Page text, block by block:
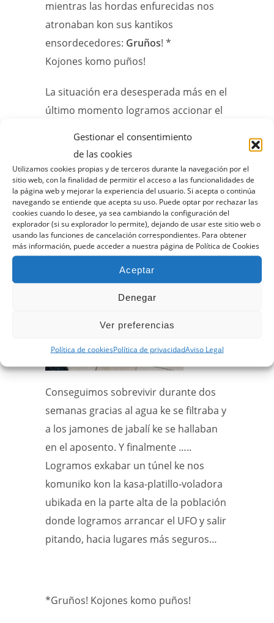
Gestionar el consentimiento
de las cookies
Utilizamos cookies propias y de terceros durante la navegación por el
sitio web, con la finalidad de permitir el acceso a las funcionalidades de
la página web y mejorar la experiencia del usuario. Si acepta o continúa
navegando se entiende que acepta su uso. Puede optar por rechazar las
cookies cuando lo desee, ya sea cambiando la configuración del
explorador (si su explorador lo permite), dejando de usar este sitio web o
usando las funciones de cancelación correspondientes. Para obtener
más información, puede acceder a nuestra página de Política de Cookies
Aceptar
Denegar
Ver preferencias
Política de cookiesPolítica de privacidadAviso Legal
mientras las hordas enfurecidas nos
atronaban kon sus kantikos
ensordecedores: Gruños! *
Kojones komo puños!
La situación era desesperada más en el
último momento logramos accionar el
bodega donde no lograron
encontrarnos.
Conseguimos sobrevivir durante dos
semanas gracias al agua ke se filtraba y
a los jamones de jabalí ke se hallaban
en el aposento. Y finalmente …..
Logramos exkabar un túnel ke nos
komuniko kon la kasa-platillo-voladora
ubikada en la parte alta de la población
donde logramos arrancar el UFO y salir
pitando, hacia lugares más seguros…
*Gruños! Kojones komo puños!